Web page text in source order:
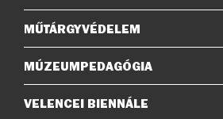
MŰTÁRGYVÉDELEM
MÚZEUMPEDAGÓGIA
VELENCEI BIENNÁLE